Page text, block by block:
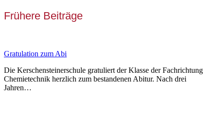
Frühere Beiträge
Gratulation zum Abi
Die Kerschensteinerschule gratuliert der Klasse der Fachrichtung
Chemietechnik herzlich zum bestandenen Abitur. Nach drei
Jahren…